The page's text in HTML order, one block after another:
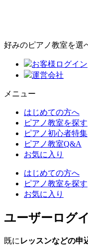
好みのピアノ教室を選
お客様ログイン
運営会社
メニュー
はじめての方へ
ピアノ教室を探す
ピアノ初心者特集
ピアノ教室Q&A
お気に入り
はじめての方へ
ピアノ教室を探す
お気に入り
ユーザーログ
既に レッスンなどの申